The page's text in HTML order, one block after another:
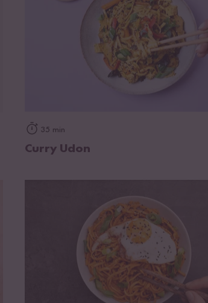
35 min
Curry Udon